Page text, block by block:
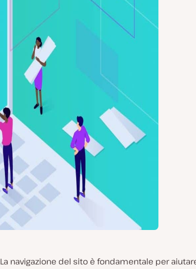
La navigazione del sito è fondamentale per